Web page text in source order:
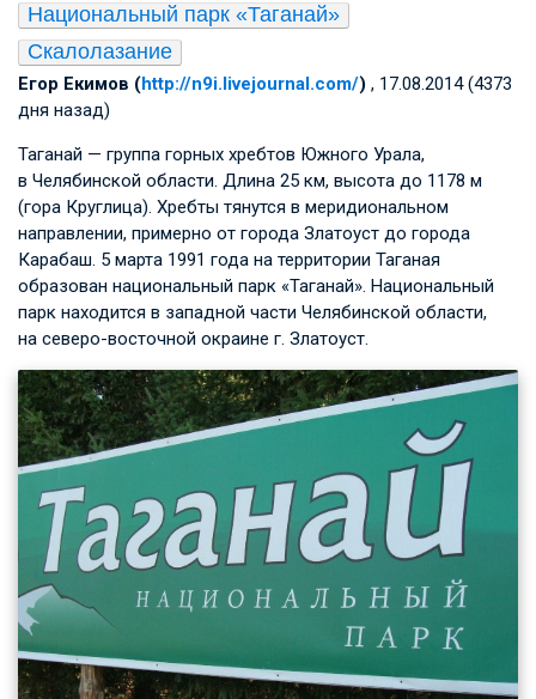
Национальный парк «Таганай»
Скалолазание
Егор Екимов (http://n9i.livejournal.com/) , 17.08.2014 (4373
дня назад)
Таганай — группа горных хребтов Южного Урала,
в Челябинской области. Длина 25 км, высота до 1178 м
(гора Круглица). Хребты тянутся в меридиональном
направлении, примерно от города Златоуст до города
Карабаш. 5 марта 1991 года на территории Таганая
образован национальный парк «Таганай». Национальный
парк находится в западной части Челябинской области,
на северо-восточной окраине г. Златоуст.